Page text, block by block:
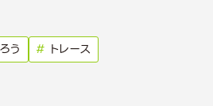
う # トレース